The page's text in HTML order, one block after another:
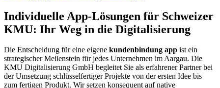
Individuelle App-Lösungen für Schweizer
KMU: Ihr Weg in die Digitalisierung
Die Entscheidung für eine eigene kundenbindung app ist ein
strategischer Meilenstein für jedes Unternehmen im Aargau. Die
KMU Digitalisierung GmbH begleitet Sie als erfahrener Partner bei
der Umsetzung schlüsselfertiger Projekte von der ersten Idee bis
zum fertigen Produkt. Wir setzen konsequent auf native